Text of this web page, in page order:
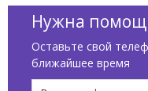
Нужна
Оставьте свой
ближайшее время